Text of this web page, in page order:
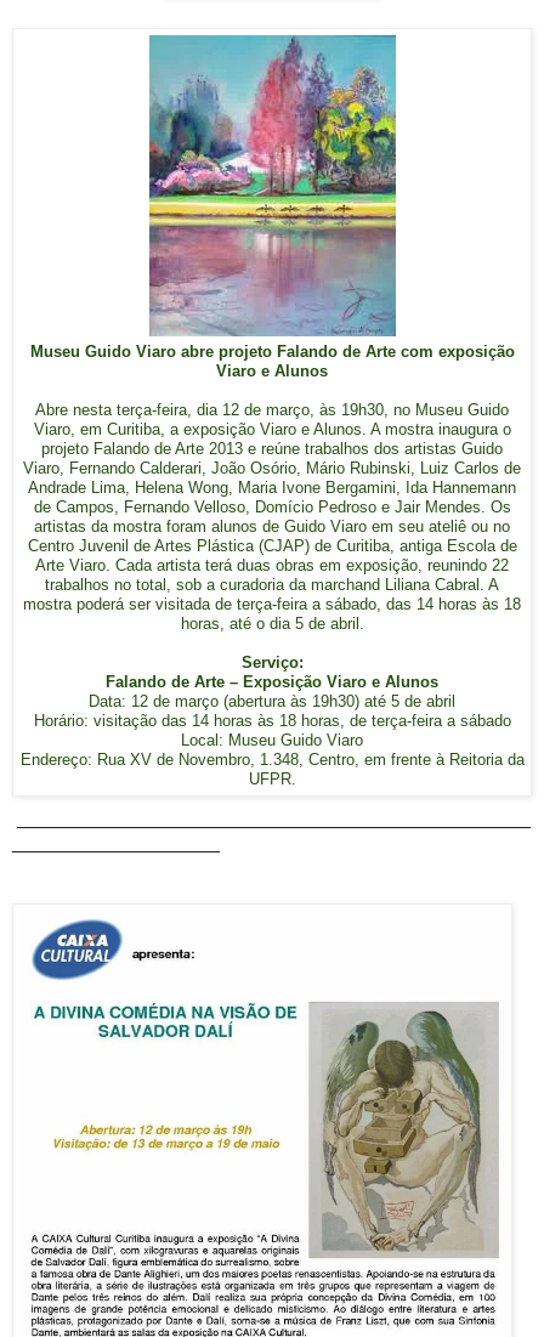
Museu Guido Viaro abre projeto Falando de Arte com exposição
Viaro e Alunos
Abre nesta terça-feira, dia 12 de março, às 19h30, no Museu Guido
Viaro, em Curitiba, a exposição Viaro e Alunos. A mostra inaugura o
projeto Falando de Arte 2013 e reúne trabalhos dos artistas Guido
Viaro, Fernando Calderari, João Osório, Mário Rubinski, Luiz Carlos de
Andrade Lima, Helena Wong, Maria Ivone Bergamini, Ida Hannemann
de Campos, Fernando Velloso, Domício Pedroso e Jair Mendes. Os
artistas da mostra foram alunos de Guido Viaro em seu ateliê ou no
Centro Juvenil de Artes Plástica (CJAP) de Curitiba, antiga Escola de
Arte Viaro. Cada artista terá duas obras em exposição, reunindo 22
trabalhos no total, sob a curadoria da marchand Liliana Cabral. A
mostra poderá ser visitada de terça-feira a sábado, das 14 horas às 18
horas, até o dia 5 de abril.
Serviço:
Falando de Arte – Exposição Viaro e Alunos
Data: 12 de março (abertura às 19h30) até 5 de abril
Horário: visitação das 14 horas às 18 horas, de terça-feira a sábado
Local: Museu Guido Viaro
Endereço: Rua XV de Novembro, 1.348, Centro, em frente à Reitoria da
UFPR.